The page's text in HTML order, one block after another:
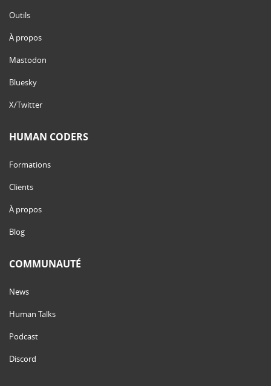
Outils
À propos
Mastodon
Bluesky
X/Twitter
HUMAN CODERS
Formations
Clients
À propos
Blog
COMMUNAUTÉ
News
Human Talks
Podcast
Discord